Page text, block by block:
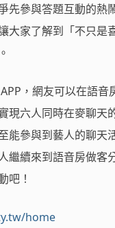
先參與答題互動的熱
大家了解到「不只是
，網友可以在語
現六人同時在麥聊天
能參與到藝人的聊天
繼續來到語音房做客
吧！
home